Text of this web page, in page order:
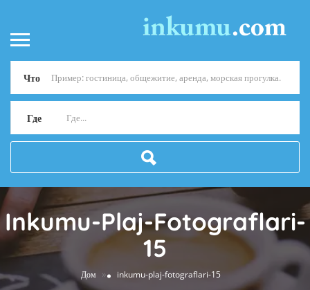
Что
Где
Inkumu-Plaj-Fotograflari-
15
Дом » inkumu-plaj-fotograflari-15